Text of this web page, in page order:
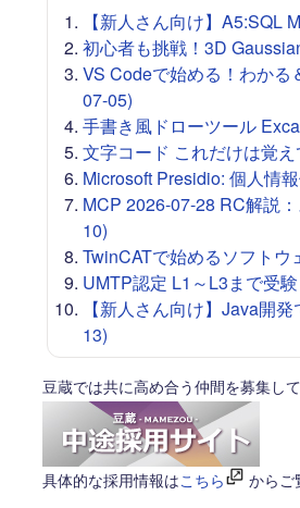
【新人さん向け】A5:SQL
初心者も挑戦！3D
VS Codeで始める！わか
07-05)
手書き風ドローツール
文字コード これだけは覚
Microsoft Presidio: 個人情
MCP 2026-07-28 RC解説
10)
TwinCATで始めるソフト
UMTP認定 L1～L3まで受
【新人さん向け】Java開
13)
豆蔵では共に高め合う仲間を募集し
具体的な採用情報はこちら からご